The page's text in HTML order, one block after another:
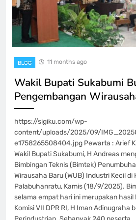
BLOG 11 months ago
Wakil Bupati Sukabumi
Pengembangan
https://sigiku.com/wp-
content/uploads/2025/09/
e1758265508404.jpg Pewarta : Arief
Wakil Bupati Sukabumi, H Andreas
Bimbingan Teknis (Bimtek)
Wirausaha Baru (WUB) Industri Kecil di
Palabuhanratu, Kamis (18/9/2025).
selama empat hari ini merupakan hasil
Komisi VII DPR RI, H Iman Adinugraha